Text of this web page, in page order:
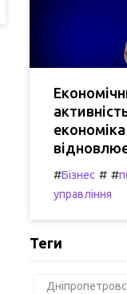
#Бізнес # #
управління
Теги